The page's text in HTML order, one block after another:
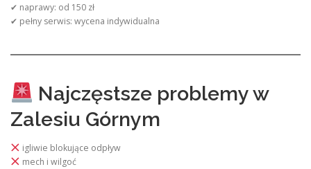
✔ naprawy: od 150 zł
✔ pełny serwis: wycena indywidualna
Najczęstsze problemy w
Zalesiu Górnym
igliwie blokujące odpływ
mech i wilgoć